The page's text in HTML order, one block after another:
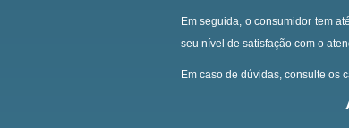
Em seguida, o consumidor tem
seu nível de satisfação com o
Em caso de dúvidas, consulte os